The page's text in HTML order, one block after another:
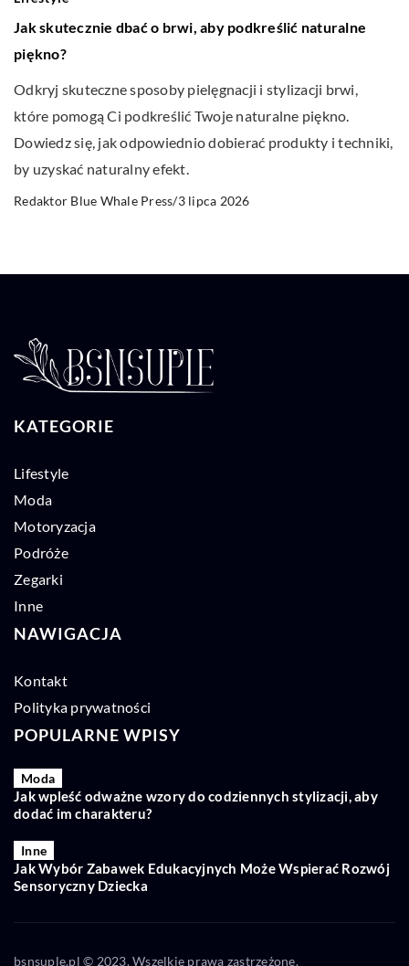
Jak skutecznie dbać o brwi, aby podkreślić naturalne
piękno?
Odkryj skuteczne sposoby pielęgnacji i stylizacji brwi,
które pomogą Ci podkreślić Twoje naturalne piękno.
Dowiedz się, jak odpowiednio dobierać produkty i techniki,
by uzyskać naturalny efekt.
Redaktor Blue Whale Press/3 lipca 2026
KATEGORIE
Lifestyle
Moda
Motoryzacja
Podróże
Zegarki
Inne
NAWIGACJA
Kontakt
Polityka prywatności
POPULARNE WPISY
Moda
Jak wpleść odważne wzory do codziennych stylizacji, aby
dodać im charakteru?
Inne
Jak Wybór Zabawek Edukacyjnych Może Wspierać Rozwój
Sensoryczny Dziecka
bsnsuple.pl © 2023. Wszelkie prawa zastrzeżone.